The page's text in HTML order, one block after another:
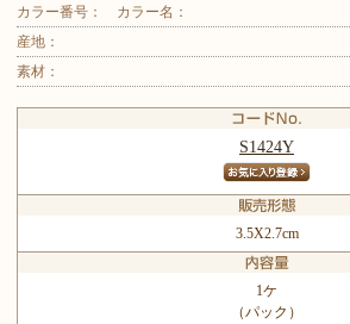
カラー番号：
カラー名：
産地：
素材：
S1424Y
3.5X2.7cm
1ケ
（パック）